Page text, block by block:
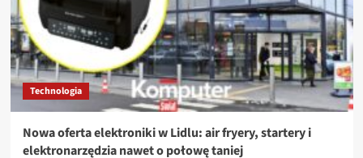
Technologia
Nowa oferta elektroniki w Lidlu: air fryery, startery i
elektronarzędzia nawet o połowę taniej